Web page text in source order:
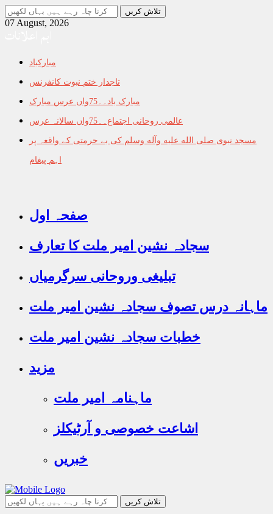
جو
تلاش
یہاں
07 August, 2026
اہم اعلانات
مبارکباد
تاجدار ختم نبوت کانفرنس
مبارک باد۔۔75واں عرس مبارک
عالمی روحانی اجتماع۔۔75واں سالانہ عرس
مسجد نبوی صلى الله عليه وآله وسلم کی بے حرمتی کے واقعہ پر
اہم پیغام
صفحہ اول
سجادہ نشین امیر ملت کا تعارف
تبلیغی وروحانی سرگرمیاں
ماہانہ درس تصوف سجادہ نشین امیر ملت
خطبات سجادہ نشین امیر ملت
مزید
ماہنامہ امیر ملت
اشاعت خصوصی و آرٹیکلز
خبریں
جو